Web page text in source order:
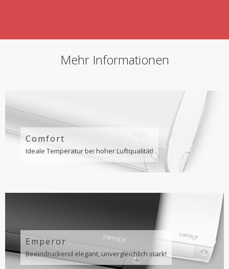
Mehr Informationen
Comfort
Ideale Temperatur bei hoher Luftqualität!
Emperor
Beeindruckend elegant, unvergleichlich stark!